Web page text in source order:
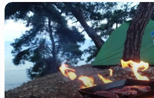
Kamp
Yemeği
Menüsü
Oluşturucu,
Gün
Öğün